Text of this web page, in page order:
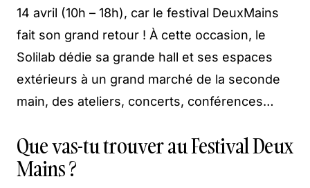
14 avril (10h – 18h), car le festival DeuxMains
fait son grand retour ! À cette occasion, le
Solilab dédie sa grande hall et ses espaces
extérieurs à un grand marché de la seconde
main, des ateliers, concerts, conférences…
Que vas-tu trouver au Festival Deux
Mains ?